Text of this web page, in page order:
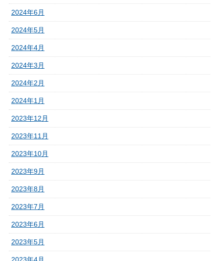
2024年6月
2024年5月
2024年4月
2024年3月
2024年2月
2024年1月
2023年12月
2023年11月
2023年10月
2023年9月
2023年8月
2023年7月
2023年6月
2023年5月